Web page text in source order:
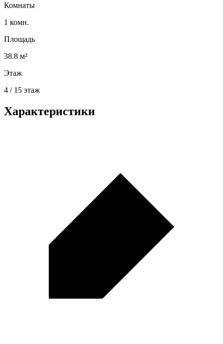
Комнаты
1 комн.
Площадь
38.8 м²
Этаж
4 / 15 этаж
Характеристики